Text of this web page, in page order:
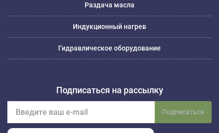
Раздача масла
Индукционный нагрев
Гидравлическое оборудование
Подписаться на рассылку
Подписаться